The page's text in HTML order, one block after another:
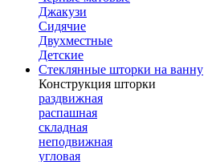
Джакузи
Сидячие
Двухместные
Детские
Стеклянные шторки на ванну
Конструкция шторки
раздвижная
распашная
складная
неподвижная
угловая